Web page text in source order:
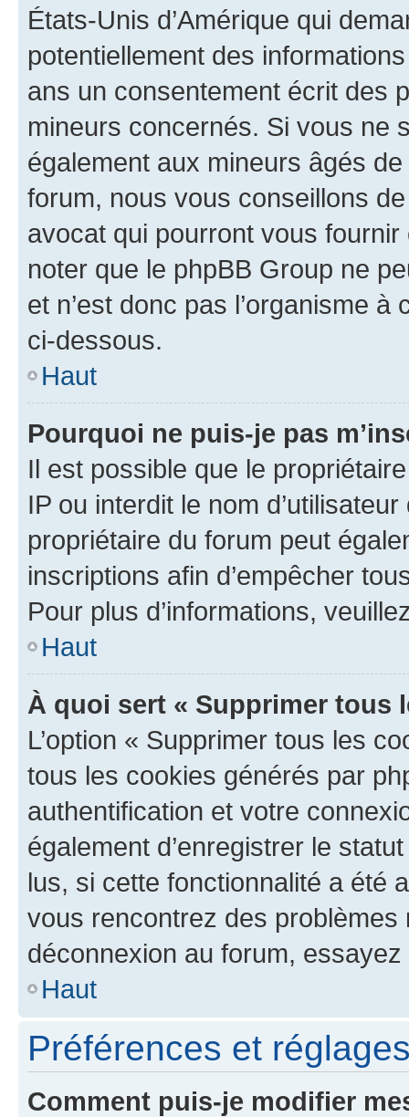
États-Unis d’Amérique qui
potentiellement des
ans un consentement écrit des
mineurs concernés. Si vous ne
également aux mineurs âgés
forum, nous vous conseillons
avocat qui pourront vous
noter que le phpBB Group ne
et n’est donc pas l’organisme
ci-dessous.
Haut
Pourquoi ne puis-je pas
Il est possible que le
IP ou interdit le nom
propriétaire du forum peut
inscriptions afin d’empêcher
Pour plus d’informations,
Haut
À quoi sert « Supprimer tous
L’option « Supprimer tous les
tous les cookies générés par
authentification et votre
également d’enregistrer le
lus, si cette fonctionnalité a été
vous rencontrez des
déconnexion au forum,
Haut
Préférences et
Comment puis-je modifier